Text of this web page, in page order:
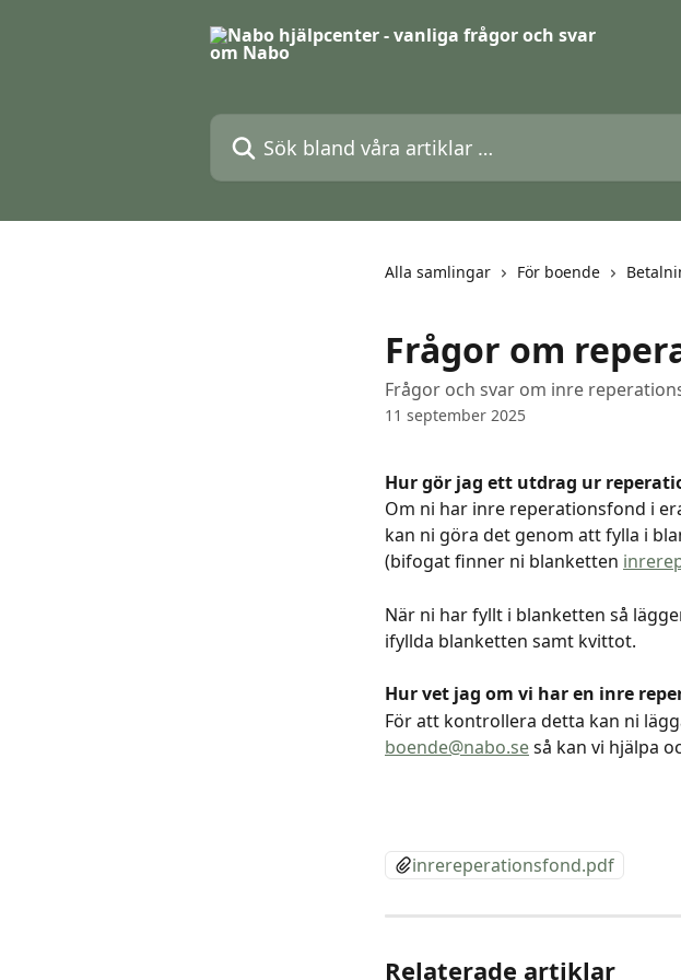
Sök bland våra artiklar …
Alla samlingar För boende
Frågor om
Frågor och svar om inre
11 september 2025
Hur gör jag ett utdrag ur
Om ni har inre reperationsfond i
kan ni göra det genom att fylla i
(bifogat finner ni blanketten
När ni har fyllt i blanketten så
ifyllda blanketten samt kvittot.
Hur vet jag om vi har en inre
För att kontrollera detta kan ni
boende@nabo.se så kan vi hjälpa
inrereperationsfond.pdf
Relaterade artiklar